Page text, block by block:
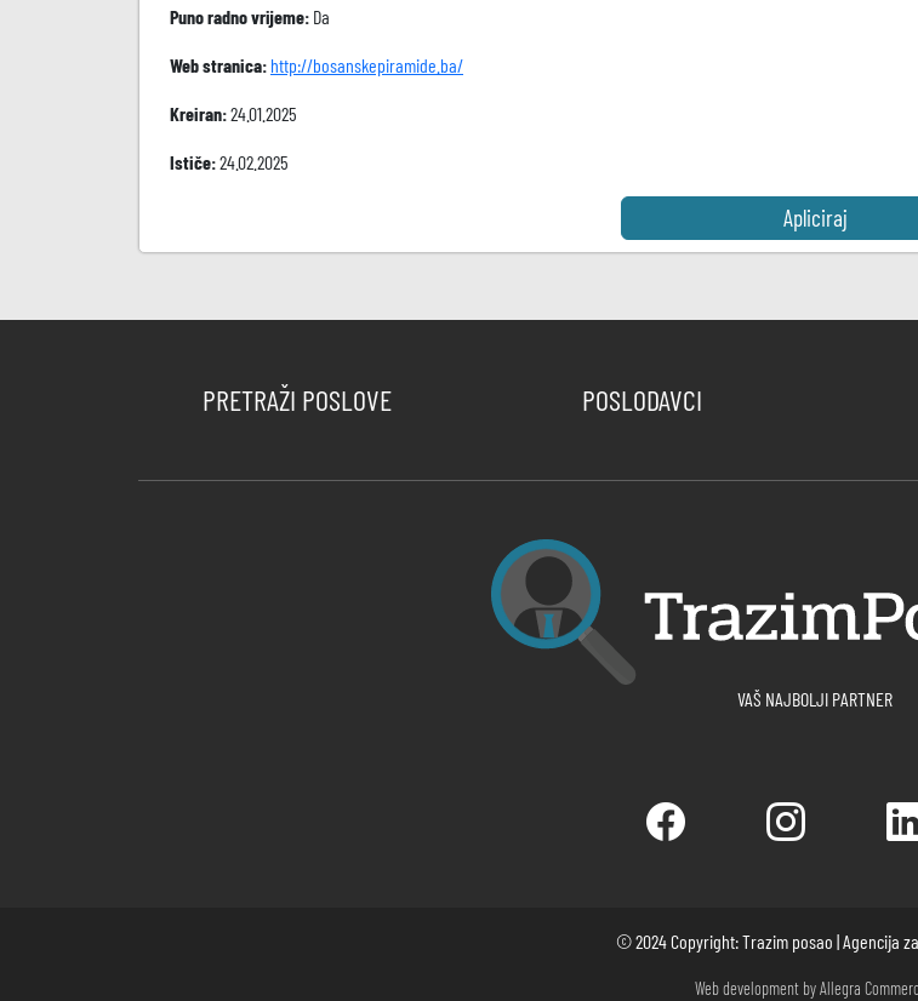
Puno radno vrijeme: Da
Web stranica: http://bosanskepiramide.ba/
Kreiran:24.01.2025
Ističe:24.02.2025
Apliciraj
PRETRAŽI POSLOVE POSLODAVCI
VAŠ NAJBOLJI PARTNER
© 2024 Copyright: Trazim posao | Agencija
Web development byAllegra